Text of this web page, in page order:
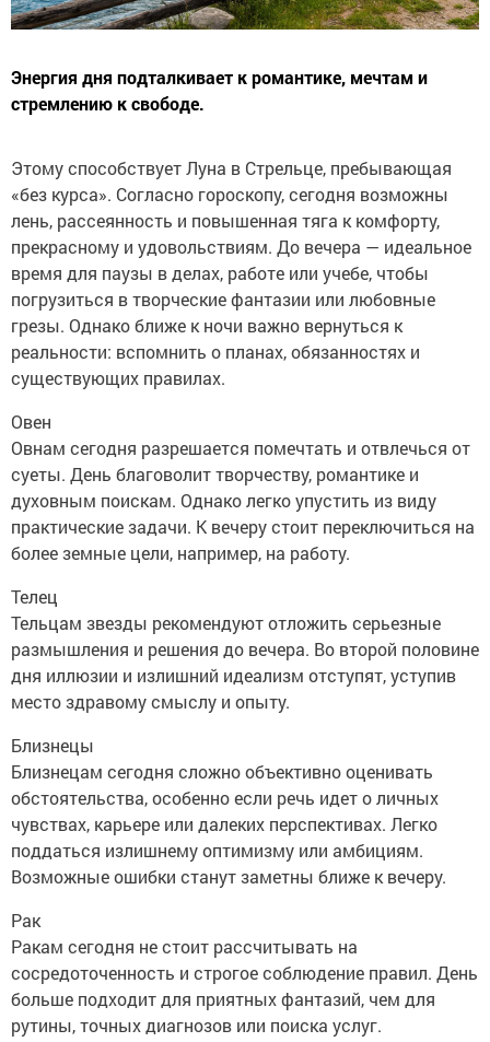
Энергия дня подталкивает к романтике, мечтам и
стремлению к свободе.
Этому способствует Луна в Стрельце, пребывающая
«без курса». Согласно гороскопу, сегодня возможны
лень, рассеянность и повышенная тяга к комфорту,
прекрасному и удовольствиям. До вечера — идеальное
время для паузы в делах, работе или учебе, чтобы
погрузиться в творческие фантазии или любовные
грезы. Однако ближе к ночи важно вернуться к
реальности: вспомнить о планах, обязанностях и
существующих правилах.
Овен
Овнам сегодня разрешается помечтать и отвлечься от
суеты. День благоволит творчеству, романтике и
духовным поискам. Однако легко упустить из виду
практические задачи. К вечеру стоит переключиться на
более земные цели, например, на работу.
Телец
Тельцам звезды рекомендуют отложить серьезные
размышления и решения до вечера. Во второй половине
дня иллюзии и излишний идеализм отступят, уступив
место здравому смыслу и опыту.
Близнецы
Близнецам сегодня сложно объективно оценивать
обстоятельства, особенно если речь идет о личных
чувствах, карьере или далеких перспективах. Легко
поддаться излишнему оптимизму или амбициям.
Возможные ошибки станут заметны ближе к вечеру.
Рак
Ракам сегодня не стоит рассчитывать на
сосредоточенность и строгое соблюдение правил. День
больше подходит для приятных фантазий, чем для
рутины, точных диагнозов или поиска услуг.